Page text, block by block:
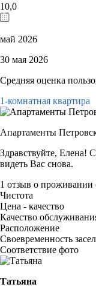
10,0
май 2026
30 мая 2026
Средняя оценка
1-комнатная квартира
Апартаменты
Здравствуйте, Елена!
видеть Вас снова.
1 отзыв о проживании
Чистота
Цена - качество
Качество
Расположение
Своевременность
Соответствие фото
Татьяна